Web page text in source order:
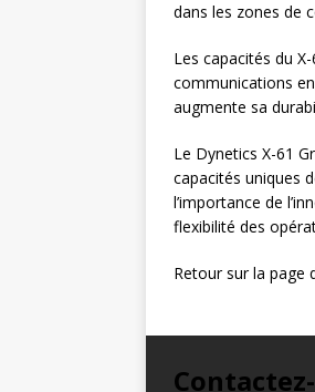
dans les zones de
Les capacités du
communications
augmente sa
Le Dynetics X-61
capacités uniques
l’importance de
flexibilité des
Retour sur la page